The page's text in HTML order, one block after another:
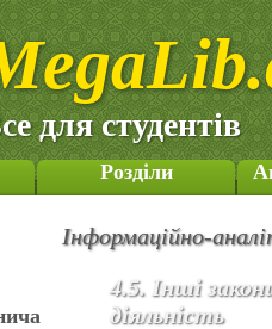
для студентів
Розділи
Інформаційно-
4.5. Інші
діяльність